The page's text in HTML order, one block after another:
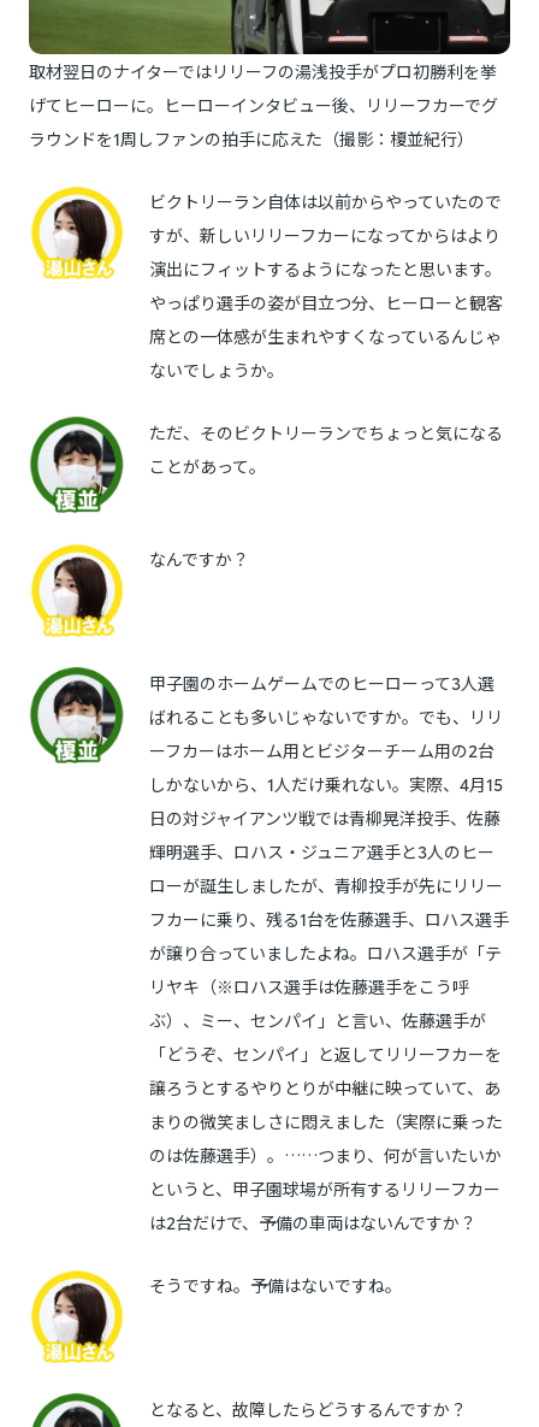
取材翌日のナイターではリリーフの湯浅投手がプロ初勝利を挙
げてヒーローに。ヒーローインタビュー後、リリーフカーでグ
ラウンドを1周しファンの拍手に応えた（撮影：榎並紀行）
ビクトリーラン自体は以前からやっていたので
すが、新しいリリーフカーになってからはより
演出にフィットするようになったと思います。
やっぱり選手の姿が目立つ分、ヒーローと観客
席との一体感が生まれやすくなっているんじゃ
ないでしょうか。
ただ、そのビクトリーランでちょっと気になる
ことがあって。
なんですか？
甲子園のホームゲームでのヒーローって3人選
ばれることも多いじゃないですか。でも、リリ
ーフカーはホーム用とビジターチーム用の2台
しかないから、1人だけ乗れない。実際、4月15
日の対ジャイアンツ戦では青柳晃洋投手、佐藤
輝明選手、ロハス・ジュニア選手と3人のヒー
ローが誕生しましたが、青柳投手が先にリリー
フカーに乗り、残る1台を佐藤選手、ロハス選手
が譲り合っていましたよね。ロハス選手が「テ
リヤキ（※ロハス選手は佐藤選手をこう呼
ぶ）、ミー、センパイ」と言い、佐藤選手が
「どうぞ、センパイ」と返してリリーフカーを
譲ろうとするやりとりが中継に映っていて、あ
まりの微笑ましさに悶えました（実際に乗った
のは佐藤選手）。……つまり、何が言いたいか
というと、甲子園球場が所有するリリーフカー
は2台だけで、予備の車両はないんですか？
そうですね。予備はないですね。
となると、故障したらどうするんですか？